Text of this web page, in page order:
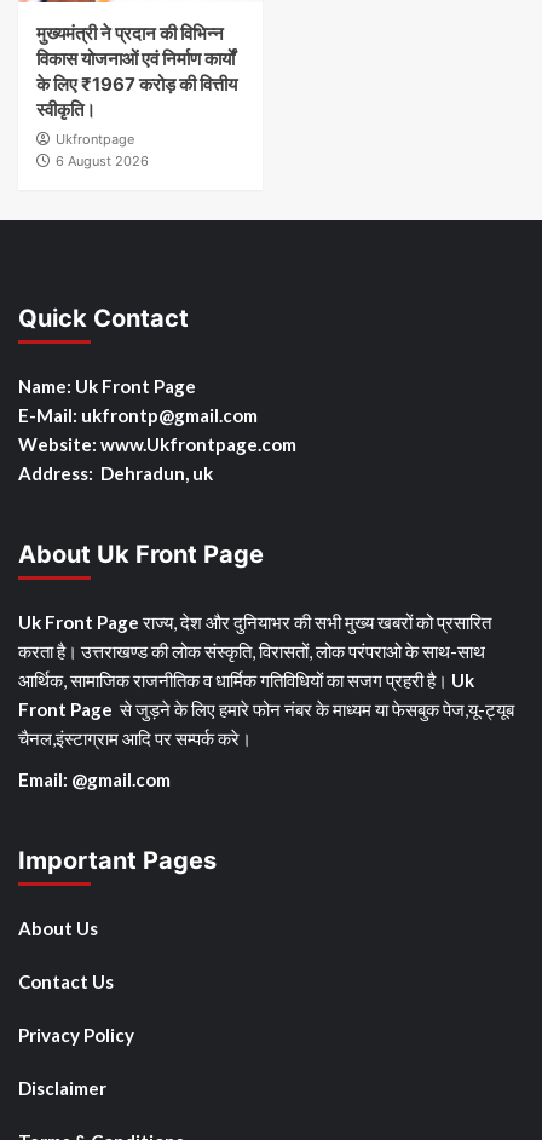
मुख्यमंत्री ने प्रदान की विभिन्न
विकास योजनाओं एवं निर्माण कार्यों
के लिए ₹1967 करोड़ की वित्तीय
स्वीकृति।
Ukfrontpage
6 August 2026
Quick Contact
Name: Uk Front Page
E-Mail: ukfrontp@gmail.com
Website: www.Ukfrontpage.com
Address: Dehradun, uk
About Uk Front Page
Uk Front Pageराज्य, देश और दुनियाभर की सभी मुख्य खबरों को प्रसारित
करता है। उत्तराखण्ड की लोक संस्कृति, विरासतों, लोक परंपराओ के साथ-साथ
आर्थिक, सामाजिक राजनीतिक व धार्मिक गतिविधियों का सजग प्रहरी है। Uk
Front Page से जुड़ने के लिए हमारे फोन नंबर के माध्यम या फेसबुक पेज,यू-ट्यूब
चैनल,इंस्टाग्राम आदि पर सम्पर्क करे।
Email: @gmail.com
Important Pages
About Us
Contact Us
Privacy Policy
Disclaimer